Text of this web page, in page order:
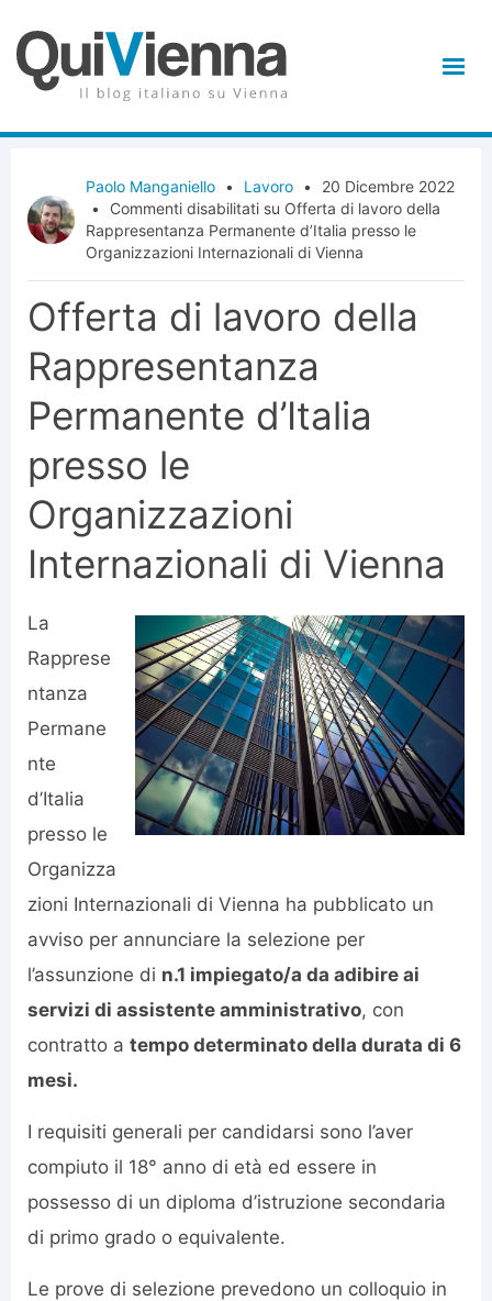
Paolo Manganiello • Lavoro •
20 Dicembre 2022
•
Commenti disabilitati su Offerta di lavoro della
Rappresentanza Permanente d’Italia presso le
Organizzazioni Internazionali di Vienna
Offerta di lavoro della
Rappresentanza
Permanente d’Italia
presso le
Organizzazioni
Internazionali di Vienna
La
Rapprese
ntanza
Permane
nte
d’Italia
presso le
Organizza
zioni Internazionali di Vienna ha pubblicato un
avviso per annunciare la selezione per
l’assunzione di n.1 impiegato/a da adibire ai
servizi di assistente amministrativo, con
contratto a tempo determinato della durata di 6
mesi.
I requisiti generali per candidarsi sono l’aver
compiuto il 18° anno di età ed essere in
possesso di un diploma d’istruzione secondaria
di primo grado o equivalente.
Le prove di selezione prevedono un colloquio in